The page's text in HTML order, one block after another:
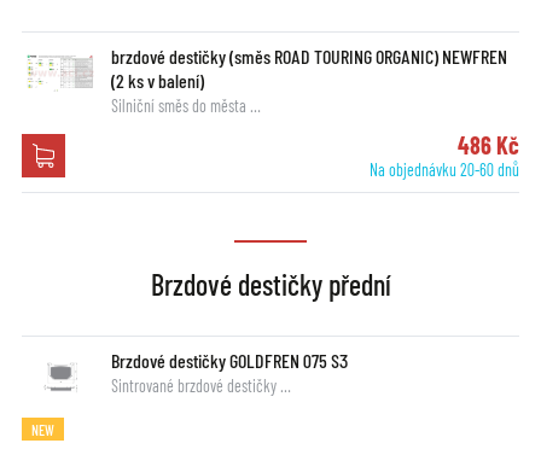
brzdové destičky (směs ROAD TOURING ORGANIC) NEWFREN
(2 ks v balení)
Silniční směs do města …
486 Kč
Na objednávku 20-60 dnů
Brzdové destičky přední
Brzdové destičky GOLDFREN 075 S3
Sintrované brzdové destičky …
NEW